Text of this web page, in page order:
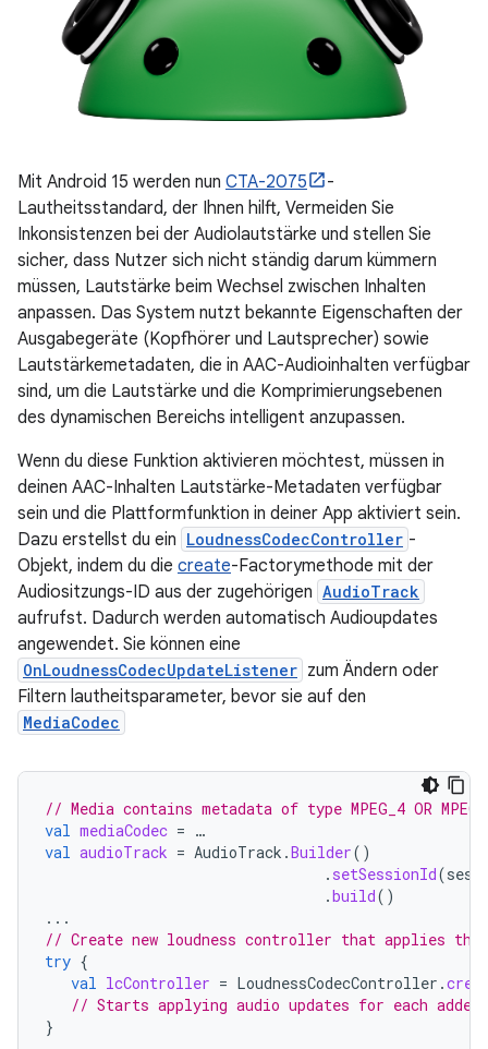
Mit Android 15 werden nun CTA-2075
-
Lautheitsstandard, der Ihnen hilft, Vermeiden Sie
Inkonsistenzen bei der Audiolautstärke und stellen Sie
sicher, dass Nutzer sich nicht ständig darum kümmern
müssen, Lautstärke beim Wechsel zwischen Inhalten
anpassen. Das System nutzt bekannte Eigenschaften der
Ausgabegeräte (Kopfhörer und Lautsprecher) sowie
Lautstärkemetadaten, die in AAC-Audioinhalten verfügbar
sind, um die Lautstärke und die Komprimierungsebenen
des dynamischen Bereichs intelligent anzupassen.
Wenn du diese Funktion aktivieren möchtest, müssen in
deinen AAC-Inhalten Lautstärke-Metadaten verfügbar
sein und die Plattformfunktion in deiner App aktiviert sein.
Dazu erstellst du ein LoudnessCodecController -
Objekt, indem du die create-Factorymethode mit der
Audiositzungs-ID aus der zugehörigen AudioTrack
aufrufst. Dadurch werden automatisch Audioupdates
angewendet. Sie können eine
OnLoudnessCodecUpdateListener zum Ändern oder
Filtern lautheitsparameter, bevor sie auf den
MediaCodec
// Media contains metadata of type MPEG_4 OR
val mediaCodec = …
val audioTrack = AudioTrack .Builder()
. setSessionId(
.build()
...
// Create new loudness controller that applies the
try {
val lcController = LoudnessCodecController .
// Starts applying audio updates for each added
}